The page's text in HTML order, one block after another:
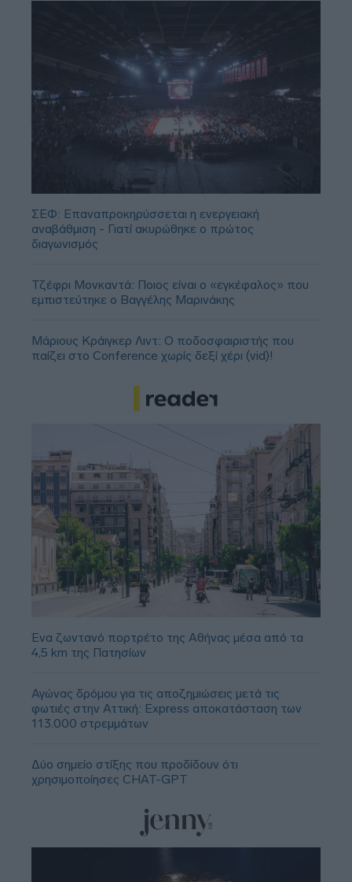
ΣΕΦ: Επαναπροκηρύσσεται η ενεργειακή
αναβάθμιση - Γιατί ακυρώθηκε ο πρώτος
διαγωνισμός
Τζέφρι Μονκαντά: Ποιος είναι ο «εγκέφαλος» που
εμπιστεύτηκε ο Βαγγέλης Μαρινάκης
Μάριους Κράιγκερ Λιντ: Ο ποδοσφαιριστής που
παίζει στο Conference χωρίς δεξί χέρι (vid)!
Ένα ζωντανό πορτρέτο της Αθήνας μέσα από τα
4,5 km της Πατησίων
Αγώνας δρόμου για τις αποζημιώσεις μετά τις
φωτιές στην Αττική: Express αποκατάσταση των
113.000 στρεμμάτων
Δύο σημείο στίξης που προδίδουν ότι
χρησιμοποίησες CHAT-GPT